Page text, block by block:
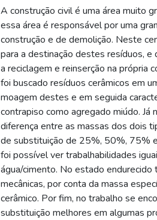
A construção civil é uma área muito
essa área é responsável por uma
construção e de demolição. Neste
para a destinação destes resíduos,
a reciclagem e reinserção na própria
foi buscado resíduos cerâmicos em
moagem destes e em seguida
contrapiso como agregado miúdo. Já
diferença entre as massas dos dois
de substituição de 25%, 50%, 75%
foi possível ver trabalhabilidades
água/cimento. No estado
mecânicas, por conta da massa
cerâmico. Por fim, no trabalho se
substituição melhores em algumas